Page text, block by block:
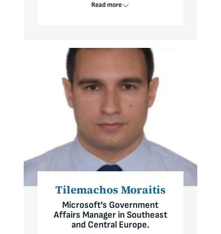
Read more
Tilemachos Moraitis
Microsoft’s Government
Affairs Manager in Southeast
and Central Europe.